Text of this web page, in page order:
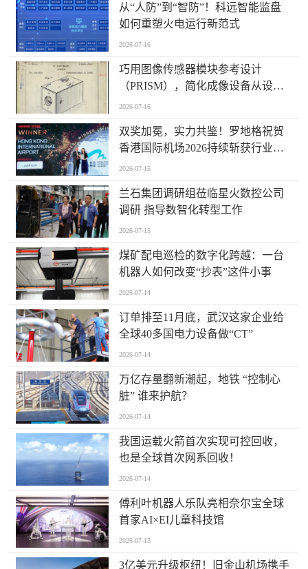
从“人防”到“智防”！科远智能监盘
如何重塑火电运行新范式
2026-07-16
巧用图像传感器模块参考设计
（PRISM），简化成像设备从设计
到制造的全流程
2026-07-16
双奖加冕，实力共鉴！罗地格祝贺
香港国际机场2026持续斩获行业大
奖
2026-07-15
兰石集团调研组莅临星火数控公司
调研 指导数智化转型工作
2026-07-15
煤矿配电巡检的数字化跨越：一台
机器人如何改变“抄表”这件小事
2026-07-14
订单排至11月底，武汉这家企业给
全球40多国电力设备做“CT”
2026-07-14
万亿存量翻新潮起，地铁 “控制心
脏” 谁来护航？
2026-07-14
我国运载火箭首次实现可控回收，
也是全球首次网系回收！
2026-07-14
傅利叶机器人乐队亮相奈尔宝全球
首家AI×EI儿童科技馆
2026-07-13
​3亿美元升级枢纽！旧金山机场携手